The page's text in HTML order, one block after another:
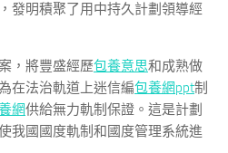
發明積聚了用中持久計劃領導經
，將豐盛經歷包養意思和成熟做
在法治軌道上迷信編包養網ppt制
網供給無力軌制保證。這是計劃
我國國度軌制和國度管理系統進